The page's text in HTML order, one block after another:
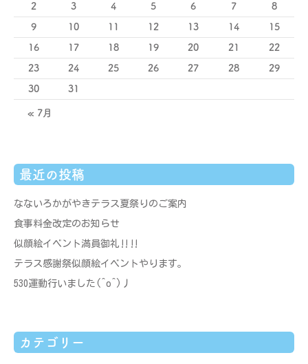
2 3 4 5 6 7 8
9 10 11 12 13 14 15
16 17 18 19 20 21 22
23 24 25 26 27 28 29
30 31
« 7月
最近の投稿
なないろかがやきテラス夏祭りのご案内
食事料金改定のお知らせ
似顔絵イベント満員御礼‼‼
テラス感謝祭似顔絵イベントやります。
530運動行いました(^o^)丿
カテゴリー